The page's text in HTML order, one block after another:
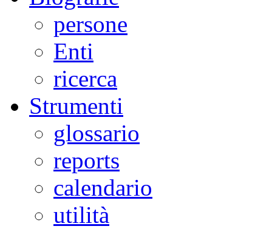
persone
Enti
ricerca
Strumenti
glossario
reports
calendario
utilità